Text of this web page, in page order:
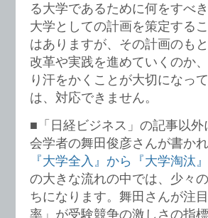
る大学であるために何をすべ
大学としての計画を策定する
はありますが、その計画のも
改革や実践を進めていくのか
り汗をかくことが大切になっ
は、対応できません。
■「日経ビジネス」の記事以
会学者の舞田俊彦さんが書か
『大学全入』から『大学淘汰』
の大きな流れの中では、少々
ちになります。舞田さんが注
率」が受験競争の激しさの指